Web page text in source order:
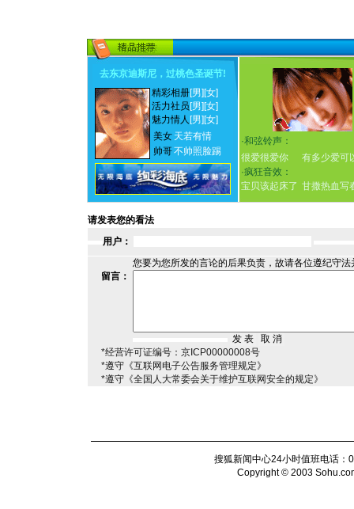
去东京迪斯尼，过桃色圣诞节!
精彩相册[男] [女]
活力社员 [男] [女]
魅力情人 [男] [女]
美女 天若有情
帅哥不帅照脸踢
·和弦铃声：
很爱很爱你
有多少爱可
·疯狂音效：
宝贝该起床了 甘撒热血写
请发表您的看法
用户：
您要为您所发的言论的后果负责，故请各位遵纪守
留言：
*经营许可证编号：京ICP00000008号
*遵守《互联网电子公告服务管理规定》
*遵守《全国人大常委会关于维护互联网安全的规定》
搜狐新闻中心24小时值班电话
Copyright © 2003